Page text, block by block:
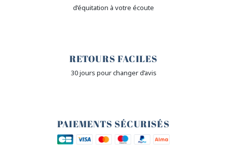
d’équitation à votre écoute
RETOURS FACILES
30 jours pour changer d’avis
PAIEMENTS SÉCURISÉS